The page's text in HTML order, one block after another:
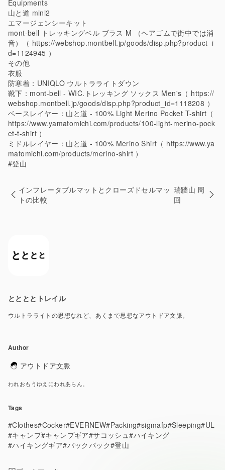
Equipments
山と道 mini2
エマージェンシーキット
mont-bell トレッキングベル ブラス M （ヘアゴムで街中では消
音）（ https://webshop.montbell.jp/goods/disp.php?product_i
d=1124945 ）
その他
衣服
防寒着：UNIQLO ウルトラライトダウン
靴下：mont-bell - WIC.トレッキング ソックス Men's（ https://
webshop.montbell.jp/goods/disp.php?product_id=1118208 ）
ベースレイヤー：山と道 - 100% Light Merino Pocket T-shirt（
https://www.yamatomichi.com/products/100-light-merino-pock
et-t-shirt ）
ミドルレイヤー：山と道 - 100% Merino Shirt（ https://www.ya
matomichi.com/products/merino-shirt ）
#登山
インフレータブルマットとクローズドセルマッ
トの比較
瑞牆山 周
回
ととととトレイル
ウルトラライトの思想なれど、あくまで思想なアウトドア文脈。
Author
アウトドア文脈
われおもうゆえにわれあらん。
Tags
#Clothes#Cocker#EVERNEW#Packing#sigmafp#Sleeping#UL
#キャンプ#キャンプギア#サコッシュ#ハイキング
#ハイキングギア#バックパック#登山